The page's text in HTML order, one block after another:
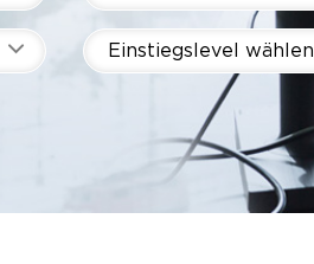
Einstiegslevel wählen